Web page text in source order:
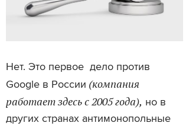
Нет. Это первое дело против
Google в России (компания
работает здесь с 2005 года), но в
других странах антимонопольные